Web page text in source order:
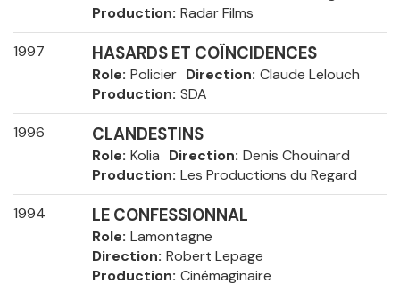
Production Radar Films
1997 HASARDS ET COÏNCIDENCES
Role Policier Direction Claude Lelouch
Production SDA
1996 CLANDESTINS
Role Kolia Direction Denis Chouinard
Production Les Productions du Regard
1994 LE CONFESSIONNAL
Role Lamontagne
Direction Robert Lepage
Production Cinémaginaire